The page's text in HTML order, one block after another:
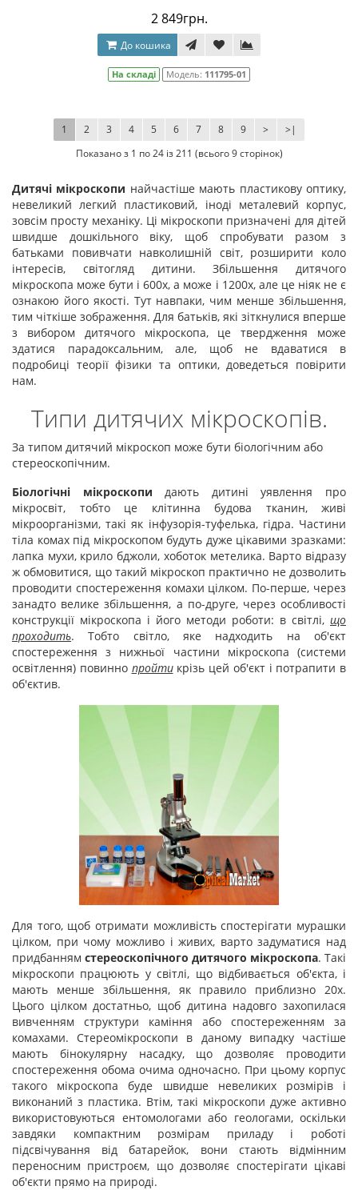
2 849грн.
До кошика
На складі Модель: 111795-01
1 2 3 4 5 6 7 8 9 > >|
Показано з 1 по 24 із 211 (всього 9 сторінок)
Дитячі мікроскопи найчастіше мають пластикову оптику,
невеликий легкий пластиковий, іноді металевий корпус,
зовсім просту механіку. Ці мікроскопи призначені для дітей
швидше дошкільного віку, щоб спробувати разом з
батьками повивчати навколишній світ, розширити коло
інтересів, світогляд дитини. Збільшення дитячого
мікроскопа може бути і 600х, а може і 1200х, але це ніяк не є
ознакою його якості. Тут навпаки, чим менше збільшення,
тим чіткіше зображення. Для батьків, які зіткнулися вперше
з вибором дитячого мікроскопа, це твердження може
здатися парадоксальним, але, щоб не вдаватися в
подробиці теорії фізики та оптики, доведеться повірити
нам.
Типи дитячих мікроскопів.
За типом дитячий мікроскоп може бути біологічним або
стереоскопічним.
Біологічні мікроскопи дають дитині уявлення про
мікросвіт, тобто це клітинна будова тканин, живі
мікроорганізми, такі як інфузорія-туфелька, гідра. Частини
тіла комах під мікроскопом будуть дуже цікавими зразками:
лапка мухи, крило бджоли, хоботок метелика. Варто відразу
ж обмовитися, що такий мікроскоп практично не дозволить
проводити спостереження комахи цілком. По-перше, через
занадто велике збільшення, а по-друге, через особливості
конструкції мікроскопа і його методи роботи: в світлі, що
проходить. Тобто світло, яке надходить на об'єкт
спостереження з нижньої частини мікроскопа (системи
освітлення) повинно пройтикрізь цей об'єкт і потрапити в
об'єктив.
Для того, щоб отримати можливість спостерігати мурашки
цілком, при чому можливо і живих, варто задуматися над
придбанням стереоскопічного дитячого мікроскопа. Такі
мікроскопи працюють у світлі, що відбивається об'єкта, і
мають менше збільшення, як правило приблизно 20х.
Цього цілком достатньо, щоб дитина надовго захопилася
вивченням структури каміння або спостереженням за
комахами. Стереомікроскопи в даному випадку частіше
мають бінокулярну насадку, що дозволяє проводити
спостереження обома очима одночасно. При цьому корпус
такого мікроскопа буде швидше невеликих розмірів і
виконаний з пластика. Втім, такі мікроскопи дуже активно
використовуються ентомологами або геологами, оскільки
завдяки компактним розмірам приладу і роботі
підсвічування від батарейок, вони стають відмінним
переносним пристроєм, що дозволяє спостерігати цікаві
об'єкти прямо на природі.